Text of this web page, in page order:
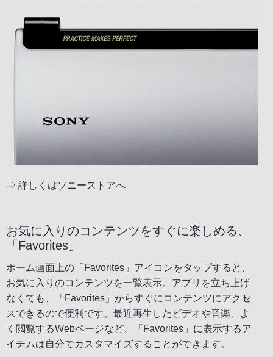
⇒ 詳しくはソニーストアへ
お気に入りのコンテンツをすぐに楽しめる、
「Favorites」
ホーム画面上の「Favorites」アイコンをタップすると、
お気に入りのコンテンツを一覧表示。アプリを立ち上げ
なくても、「Favorites」からすぐにコンテンツにアクセ
スできるので便利です。最近再生したビデオや音楽、よ
く閲覧するWebページなど、「Favorites」に表示するア
イテムは自分でカスタマイズすることができます。